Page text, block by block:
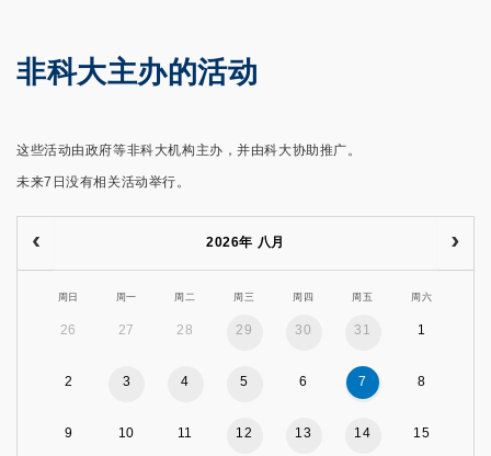
非科大主办的活动
这些活动由政府等非科大机构主办，并由科大协助推广。
未来7日没有相关活动举行。
2026年 八月
周日 周一 周二 周三 周四 周五 周六
26 27 28 29 30 31 1
2 3 4 5 6 7 8
9 10 11 12 13 14 15